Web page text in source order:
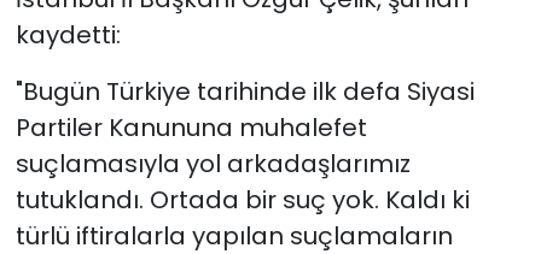
kaydetti:
"Bugün Türkiye tarihinde ilk defa Siyasi
Partiler Kanununa muhalefet
suçlamasıyla yol arkadaşlarımız
tutuklandı. Ortada bir suç yok. Kaldı ki
türlü iftiralarla yapılan suçlamaların